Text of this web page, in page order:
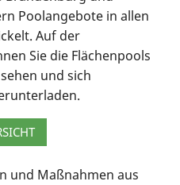
Poolangebote in allen
Auf der
Sie die Flächenpools
und sich
und Maßnahmen aus